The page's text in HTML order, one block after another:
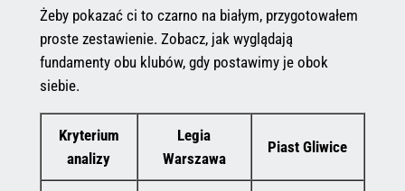
Żeby pokazać ci to czarno na białym, przygotowałem
proste zestawienie. Zobacz, jak wyglądają
fundamenty obu klubów, gdy postawimy je obok
siebie.
Kryterium
analizy
Legia
Warszawa
Piast Gliwice